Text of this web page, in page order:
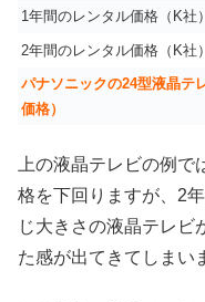
1年間のレンタル価格（K社）
2年間のレンタル価格（K社）
パナソニックの24型液晶テ
価格）
上の液晶テレビの例
格を下回りますが、2
じ大きさの液晶テレビ
た感が出てきてしまい